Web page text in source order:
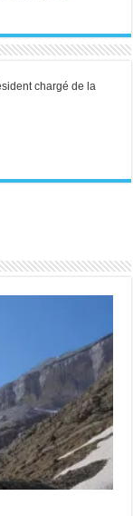
chargé de la